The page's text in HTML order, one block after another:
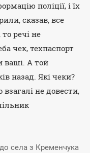
поліції, і їх
сказав, все
речі не
чек, техпаспорт
ваші. А той
назад. Які чеки?
не довести,
села з Кременчука